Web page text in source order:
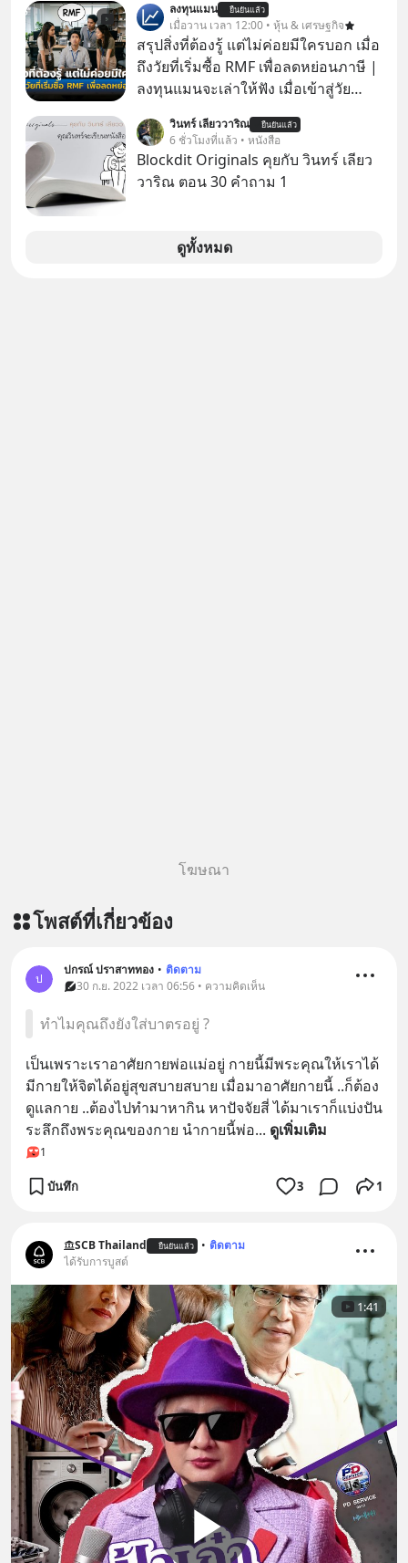
การแอปเท๋ Dinner Talk ในวันนี้โฮสต์
ทั้ง 2 ท่าน แทป-รวิศ หาญอุตสาหะ และ
เอ๋ นิ้วกลม-สราวุธ เฮ้งสวัสดิ์ จะพาทุก
คนไปสำรวจวิธีสร้างขอบเขตเพื่อรักษา
ใจของตัวเองและรักษาความสัมพันธ์
ของคนรอบข้างไปพร้อมกัน
#boundary #selfdevelopment #แอป
เท๋dinnertalk
#missiontothemoonpodcast
ทันที มาฟัง “ป้าเก๋าเล่ากลโกง” เพื่อรู้ทัน
มุกหลอกลวงในคราบความน่าเชื่อถือ
กันค่ะ #แก้เกมกลโกง #ป้าเก๋าเล่ากล
โกง #LivesSustainably #อยู่อย่าง
ยั่งยืน #CyberSecurity #ป้าเก๋า
#FraudEducation #FinancialLiteracy
#DigitalBankWithHumanTouch
ลงทุนแมน ยืนยันแล้ว
เมื่อวาน เวลา 12:00 • หุ้น & เศรษฐกิจ
สรุปสิ่งที่ต้องรู้ แต่ไม่ค่อยมีใครบอก เมื่อ
ถึงวัยที่เริ่มซื้อ RMF เพื่อลดหย่อนภาษี |
ลงทุนแมนจะเล่าให้ฟัง เมื่อเข้าสู่วัย
ภาษี หลายคนมักได้รับคำแนะนำให้
ลงทุนใน RMF เพราะนอกจากจะช่วยลด
หย่อนภาษีได้แล้ว ยังเป็นโอกาสในการ
อะไรบ้าง ควรดู ตรงไหน ทำอย่างไร ถึง
จะดีกับเรา แล้วเราควรรู้ข้อมูลอะไร
วินทร์ เลียววาริณ ยืนยันแล้ว
6 ชั่วโมงที่แล้ว • หนังสือ
Blockdit Originals คุยกับ วินทร์ เลียว
วาริณ ตอน 30 คำถาม 1
ดูทั้งหมด
โฆษณา
โพสต์ที่เกี่ยวข้อง
ป
ปกรณ์ ปราสาททอง • ติดตาม
30 ก.ย. 2022 เวลา 06:56 • ความคิดเห็น
ทำไมคุณถึงยังใส่บาตรอยู่ ?
เป็นเพราะเราอาศัยกายพ่อแม่อยู่ กายนี้มีพระคุณให้เราได้
มีกายให้จิตได้อยู่สุขสบายสบาย เมื่อมาอาศัยกายนี้ ..ก็ต้อง
ดูแลกาย ..ต้องไปทำมาหากิน หาปัจจัยสี่ ได้มาเราก็แบ่งปัน
ระลึกถึงพระคุณของกาย นำกายนี้พ่อ... ดูเพิ่มเติม
1
บันทึก 3 1
SCB Thailand ยืนยันแล้ว • ติดตาม
ได้รับการบูสต์
1:41